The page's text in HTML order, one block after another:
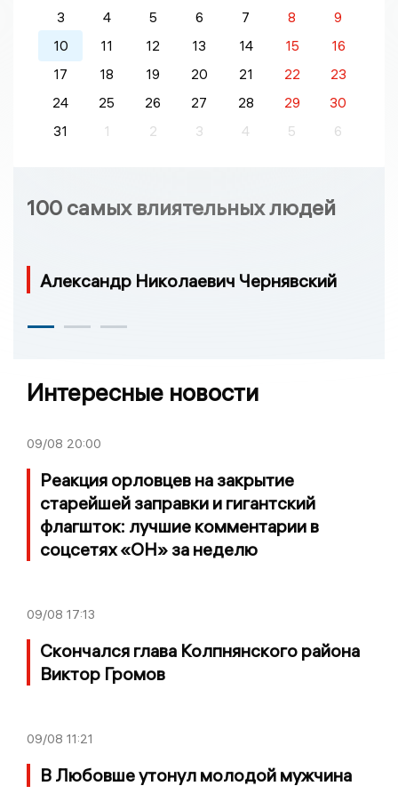
3
4 5 6 7 8
9
10
11 12 13 14 15
16
17
18 19 20 21 22
23
24
25 26 27 28 29
30
31
1 2 3 4 5 6
100 самых влиятельных людей
Александр Николаевич Чернявский
Интересные новости
09/08 20:00
Реакция орловцев на закрытие
старейшей заправки и гигантский
флагшток: лучшие комментарии в
соцсетях «ОН» за неделю
09/08 17:13
Скончался глава Колпнянского района
Виктор Громов
09/08 11:21
В Любовше утонул молодой мужчина